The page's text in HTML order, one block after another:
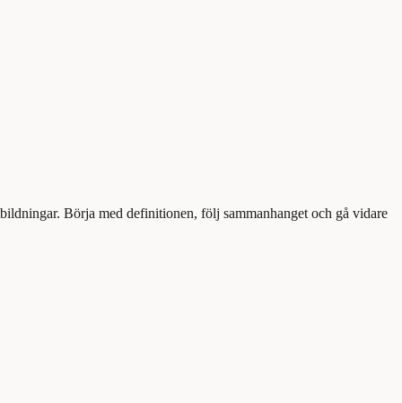
Börja med definitionen, följ sammanhanget och gå vidare